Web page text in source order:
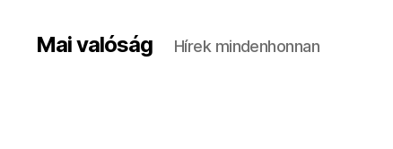
Mai valóság Hírek mindenhonnan